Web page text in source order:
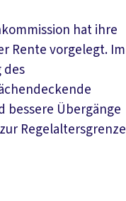
hat ihre
Rente vorgelegt. Im
des
bessere Übergänge
Regelaltersgrenze